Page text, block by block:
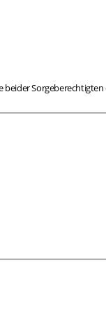
Sorgeberechtigten